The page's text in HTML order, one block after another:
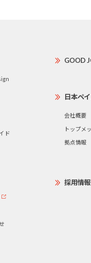
ド
GOOD
日本ペ
会社概要
トップメ
拠点情報
採用情報